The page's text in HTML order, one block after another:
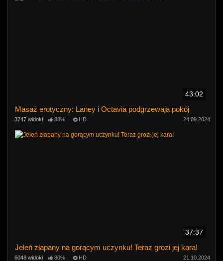
43:02
Masaż erotyczny: Laney i Octavia podgrzewają pokój
3747 widoki 88% HD 24.09.2024
37:37
Jeleń złapany na gorącym uczynku! Teraz grozi jej kara!
6048 widoki 80% HD 21.10.2024